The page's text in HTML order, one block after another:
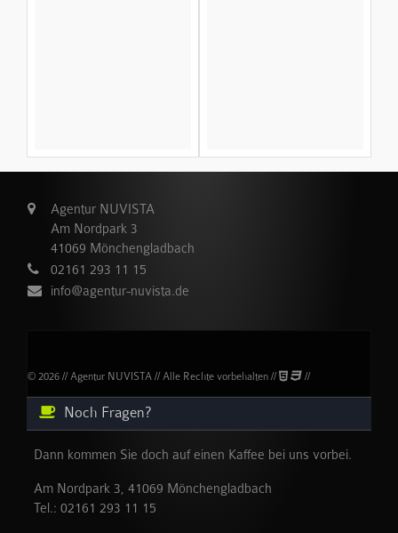
Agentur NUVISTA
Am Nordpark 3
41069 Mönchengladbach
02161 293 11 15
info@agentur-nuvista.de
© 2026 // Agentur NUVISTA // Alle Rechte vorbehalten // //
Noch Fragen?
Dann kommen Sie doch auf einen Kaffee bei uns vorbei.
Am Nordpark 3, 41069 Mönchengladbach
Tel.: 02161 293 11 15